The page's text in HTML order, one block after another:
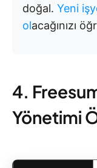
doğal. Yeni
olacağınızı
4.
Yönetimi